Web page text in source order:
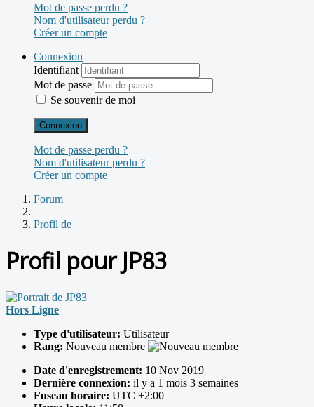
Mot de passe perdu ?
Nom d'utilisateur perdu ?
Créer un compte
Connexion
Identifiant
Mot de passe
Se souvenir de moi
Connexion
Mot de passe perdu ?
Nom d'utilisateur perdu ?
Créer un compte
Forum
Profil de
Profil pour JP83
Hors Ligne
Type d'utilisateur: Utilisateur
Rang: Nouveau membre
Date d'enregistrement: 10 Nov 2019
Dernière connexion: il y a 1 mois 3 semaines
Fuseau horaire: UTC +2:00